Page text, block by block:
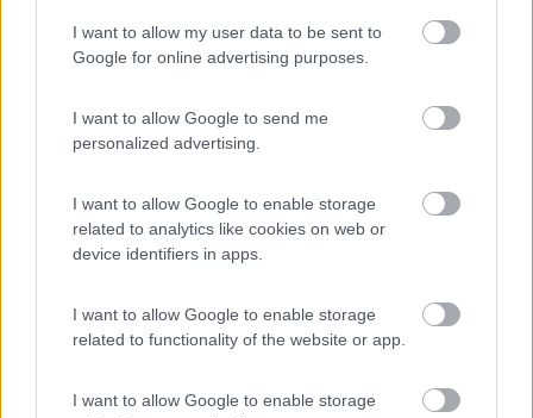
I want to allow my user data to be sent to
Google for online advertising purposes.
I want to allow Google to send me
personalized advertising.
I want to allow Google to enable storage
related to analytics like cookies on web or
device identifiers in apps.
I want to allow Google to enable storage
related to functionality of the website or app.
I want to allow Google to enable storage
0